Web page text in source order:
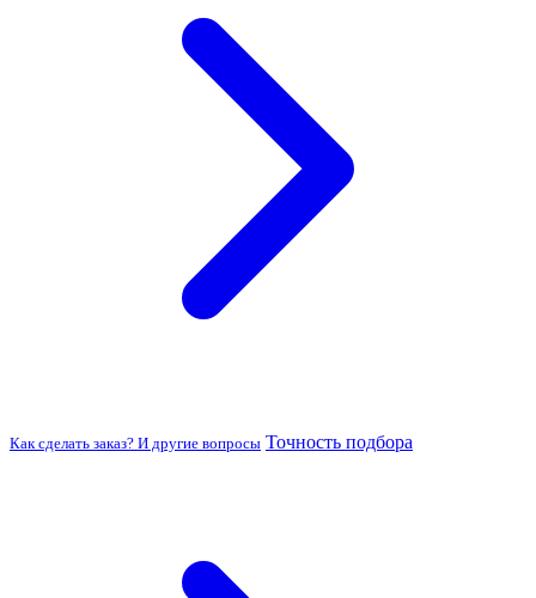
Как сделать заказ? И другие вопросы Точность подбора